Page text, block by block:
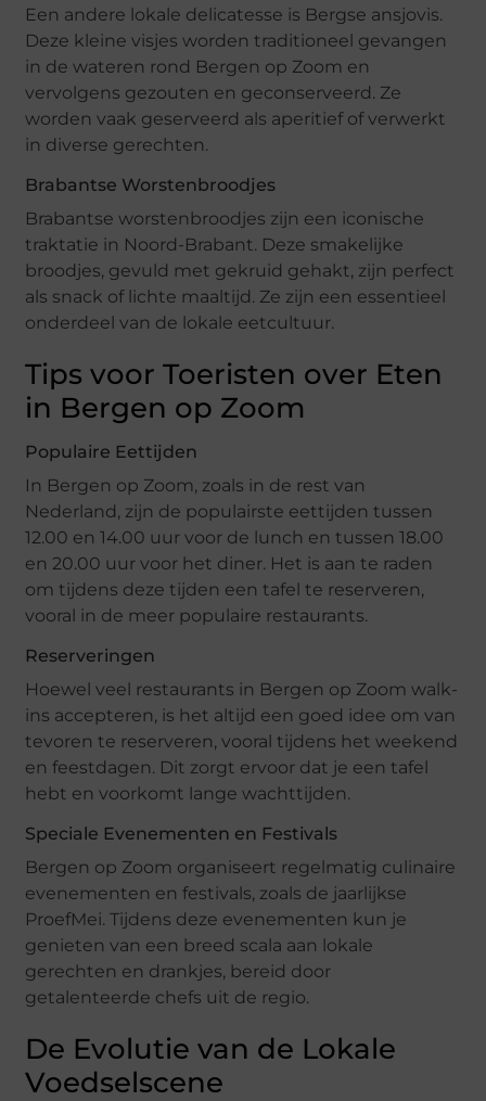
Een andere lokale delicatesse is Bergse ansjovis.
Deze kleine visjes worden traditioneel gevangen
in de wateren rond Bergen op Zoom en
vervolgens gezouten en geconserveerd. Ze
worden vaak geserveerd als aperitief of verwerkt
in diverse gerechten.
Brabantse Worstenbroodjes
Brabantse worstenbroodjes zijn een iconische
traktatie in Noord-Brabant. Deze smakelijke
broodjes, gevuld met gekruid gehakt, zijn perfect
als snack of lichte maaltijd. Ze zijn een essentieel
onderdeel van de lokale eetcultuur.
Tips voor Toeristen over Eten
in Bergen op Zoom
Populaire Eettijden
In Bergen op Zoom, zoals in de rest van
Nederland, zijn de populairste eettijden tussen
12.00 en 14.00 uur voor de lunch en tussen 18.00
en 20.00 uur voor het diner. Het is aan te raden
om tijdens deze tijden een tafel te reserveren,
vooral in de meer populaire restaurants.
Reserveringen
Hoewel veel restaurants in Bergen op Zoom walk-
ins accepteren, is het altijd een goed idee om van
tevoren te reserveren, vooral tijdens het weekend
en feestdagen. Dit zorgt ervoor dat je een tafel
hebt en voorkomt lange wachttijden.
Speciale Evenementen en Festivals
Bergen op Zoom organiseert regelmatig culinaire
evenementen en festivals, zoals de jaarlijkse
ProefMei. Tijdens deze evenementen kun je
genieten van een breed scala aan lokale
gerechten en drankjes, bereid door
getalenteerde chefs uit de regio.
De Evolutie van de Lokale
Voedselscene